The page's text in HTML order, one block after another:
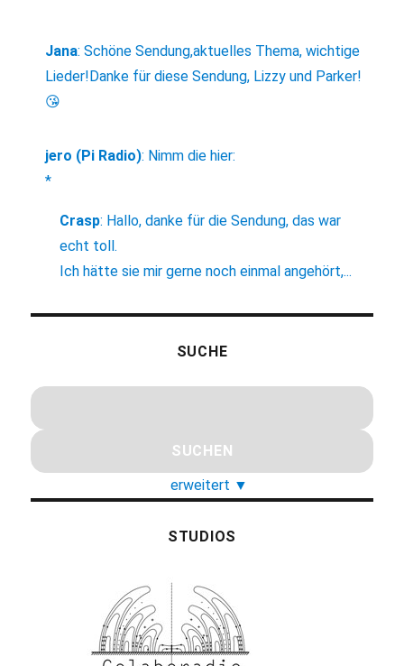
Jana:Schöne Sendung,aktuelles Thema, wichtige
Lieder!Danke für diese Sendung, Lizzy und Parker!
😘
jero (Pi Radio): Nimm die hier:
*
Crasp: Hallo, danke für die Sendung, das war
echt toll.
Ich hätte sie mir gerne noch einmal angehört,...
SUCHE
erweitert ▼
STUDIOS